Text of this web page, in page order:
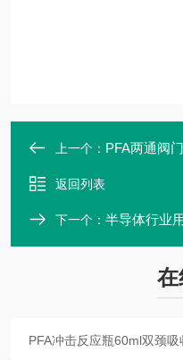
上一个： PFA两通阀
返回列表
下一个： 半导体行业
在